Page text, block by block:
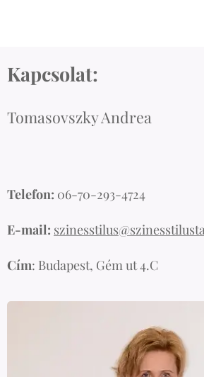
Kapcsolat:
Tomasovszky Andrea
Telefon: 06-70-293-4724
E-mail:
Cím: Budapest, Gém ut 4.C